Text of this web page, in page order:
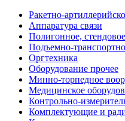
Ракетно-
Аппаратура связи
Полигонное,
Подъемно-
Оргтехника
Оборудование прочее
Минно-торпедное
Медицинское
Контрольно-
Комплектующие и